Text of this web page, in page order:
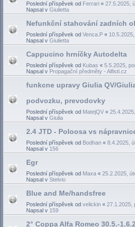
Poslední příspěvek od Ferrari « 27.5.2025,
Napsal v Giulietta
Nefunkční stahování zadních
Poslední příspěvek od Venca.P «
Napsal v Giulietta
Cappucino hrníčky Autodelta
Poslední příspěvek od Kubas « 5.5.2025,
Napsal v Propagační předměty - Alfisti.cz
funkcne upravy Giulia QV/
podvozku, prevodovky
Poslední příspěvek od MatejQV «
Napsal v Giulia
2.4 JTD - Poloosa vs
Poslední příspěvek od Bodhan « 8.4.2025,
Napsal v 156
Egr
Poslední příspěvek od Maxa « 25.2.2025,
Napsal v Stelvio
Blue and Me/handsfree
Poslední příspěvek od velickin « 27.1.2025,
Napsal v 159
2° Coppa Alfa Romeo 30.5.-